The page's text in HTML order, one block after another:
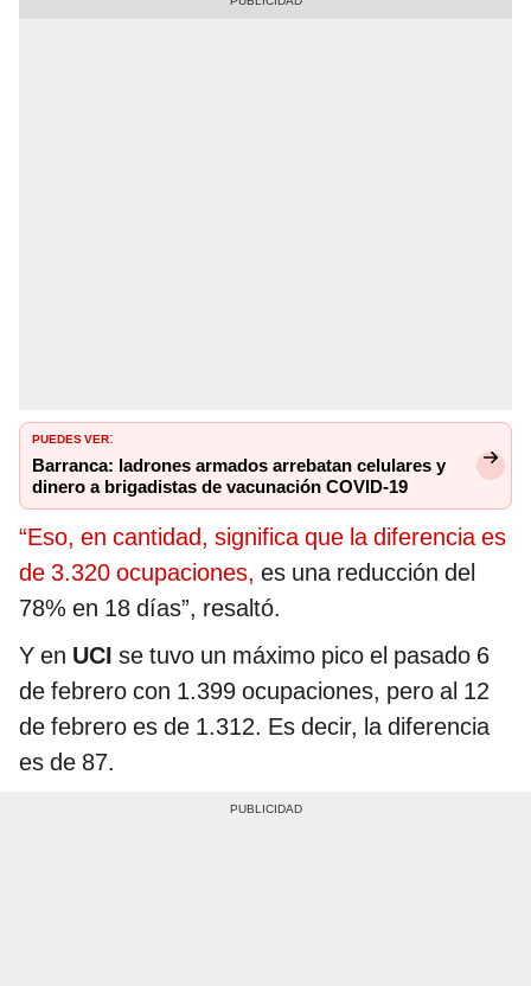
PUEDES VER:
Barranca: ladrones armados arrebatan celulares y
dinero a brigadistas de vacunación COVID-19
“Eso, en cantidad, significa que la diferencia es
de 3.320 ocupaciones, es una reducción del
78% en 18 días”, resaltó.
Y en UCI se tuvo un máximo pico el pasado 6
de febrero con 1.399 ocupaciones, pero al 12
de febrero es de 1.312. Es decir, la diferencia
es de 87.